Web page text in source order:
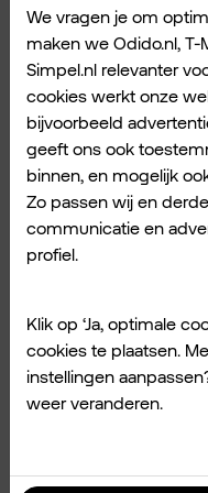
2. Flexibel op-
In deze tijd kan je
werkomgeving
bedrijfsnetwerk.
toegang nodig tot
applicaties om
onderweg en op
werk op dezelfde
makkelijkste
over te stappen
We vragen je om
maken we Odido.nl, T-
Simpel.nl relevanter
cookies werkt onze
bijvoorbeeld
geeft ons ook
binnen, en mogelijk
Zo passen wij en
communicatie en
profiel.
Klik op ‘Ja, optimale
cookies te plaatsen.
instellingen
weer veranderen.